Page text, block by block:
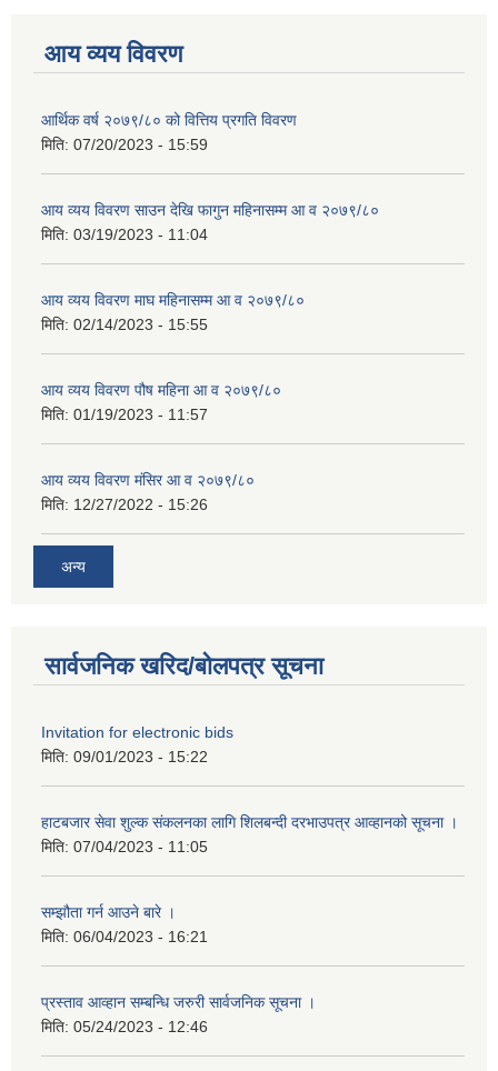
आय व्यय विवरण
आर्थिक वर्ष २०७९/८० को वित्तिय प्रगति विवरण
मिति: 07/20/2023 - 15:59
आय व्यय विवरण साउन देखि फागुन महिनासम्म आ व २०७९/८०
मिति: 03/19/2023 - 11:04
आय व्यय विवरण माघ महिनासम्म आ व २०७९/८०
मिति: 02/14/2023 - 15:55
आय व्यय विवरण पौष महिना आ व २०७९/८०
मिति: 01/19/2023 - 11:57
आय व्यय विवरण मंसिर आ व २०७९/८०
मिति: 12/27/2022 - 15:26
अन्य
सार्वजनिक खरिद/बोलपत्र सूचना
Invitation for electronic bids
मिति: 09/01/2023 - 15:22
हाटबजार सेवा शुल्क संकलनका लागि शिलबन्दी दरभाउपत्र आव्हानको सूचना ।
मिति: 07/04/2023 - 11:05
सम्झौता गर्न आउने बारे ।
मिति: 06/04/2023 - 16:21
प्रस्ताव आव्हान सम्बन्धि जरुरी सार्वजनिक सूचना ।
मिति: 05/24/2023 - 12:46